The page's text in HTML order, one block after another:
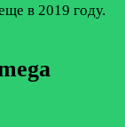
в 2019 году.